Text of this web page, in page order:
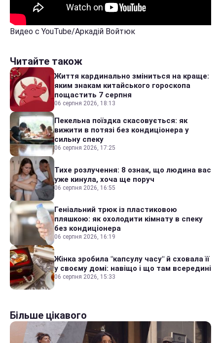
Видео с YouTube/Аркадій Войтюк
Читайте також
Життя кардинально зміниться на краще:
яким знакам китайського гороскопа
пощастить 7 серпня
06 серпня 2026, 18:13
Пекельна поїздка скасовується: як
вижити в потязі без кондиціонера у
сильну спеку
06 серпня 2026, 17:25
Тихе розлучення: 8 ознак, що людина вас
уже кинула, хоча ще поруч
06 серпня 2026, 16:55
Геніальний трюк із пластиковою
пляшкою: як охолодити кімнату в спеку
без кондиціонера
06 серпня 2026, 16:19
Жінка зробила "капсулу часу" й сховала її
у своєму домі: навіщо і що там всередині
06 серпня 2026, 15:33
Більше цікавого